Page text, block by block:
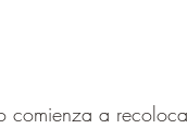
comienza a